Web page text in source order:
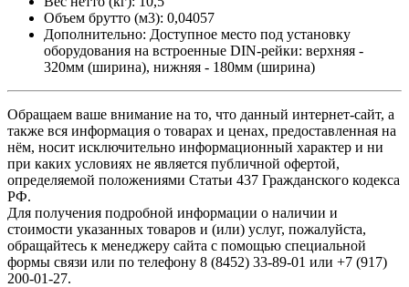
Объем брутто (м3): 0,04057
Дополнительно: Доступное место под установку
оборудования на встроенные DIN-рейки: верхняя -
320мм (ширина), нижняя - 180мм (ширина)
Обращаем ваше внимание на то, что данный интернет-сайт, а
также вся информация о товарах и ценах, предоставленная на
нём, носит исключительно информационный характер и ни
при каких условиях не является публичной офертой,
определяемой положениями Статьи 437 Гражданского кодекса
РФ.
Для получения подробной информации о наличии и
стоимости указанных товаров и (или) услуг, пожалуйста,
обращайтесь к менеджеру сайта с помощью специальной
формы связи или по телефону 8 (8452) 33-89-01 или +7 (917)
200-01-27.